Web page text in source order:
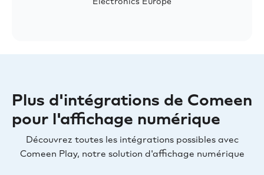
Plus d'intégrations de Comeen
pour l'affichage numérique
Découvrez toutes les intégrations possibles avec
Comeen Play, notre solution d'affichage numérique